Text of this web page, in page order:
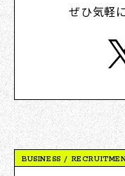
ぜひ気軽
BUSINESS /